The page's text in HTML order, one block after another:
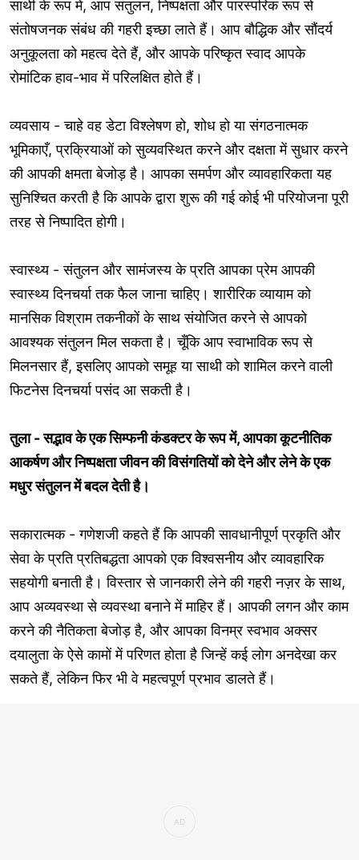
साथी के रूप में, आप संतुलन, निष्पक्षता और पारस्परिक रूप से
संतोषजनक संबंध की गहरी इच्छा लाते हैं। आप बौद्धिक और सौंदर्य
अनुकूलता को महत्व देते हैं, और आपके परिष्कृत स्वाद आपके
रोमांटिक हाव-भाव में परिलक्षित होते हैं।
व्यवसाय - चाहे वह डेटा विश्लेषण हो, शोध हो या संगठनात्मक
भूमिकाएँ, प्रक्रियाओं को सुव्यवस्थित करने और दक्षता में सुधार करने
की आपकी क्षमता बेजोड़ है। आपका समर्पण और व्यावहारिकता यह
सुनिश्चित करती है कि आपके द्वारा शुरू की गई कोई भी परियोजना पूरी
तरह से निष्पादित होगी।
स्वास्थ्य - संतुलन और सामंजस्य के प्रति आपका प्रेम आपकी
स्वास्थ्य दिनचर्या तक फैल जाना चाहिए। शारीरिक व्यायाम को
मानसिक विश्राम तकनीकों के साथ संयोजित करने से आपको
आवश्यक संतुलन मिल सकता है। चूँकि आप स्वाभाविक रूप से
मिलनसार हैं, इसलिए आपको समूह या साथी को शामिल करने वाली
फिटनेस दिनचर्या पसंद आ सकती है।
तुला - सद्भाव के एक सिम्फनी कंडक्टर के रूप में, आपका कूटनीतिक
आकर्षण और निष्पक्षता जीवन की विसंगतियों को देने और लेने के एक
मधुर संतुलन में बदल देती है।
सकारात्मक - गणेशजी कहते हैं कि आपकी सावधानीपूर्ण प्रकृति और
सेवा के प्रति प्रतिबद्धता आपको एक विश्वसनीय और व्यावहारिक
सहयोगी बनाती है। विस्तार से जानकारी लेने की गहरी नज़र के साथ,
आप अव्यवस्था से व्यवस्था बनाने में माहिर हैं। आपकी लगन और काम
करने की नैतिकता बेजोड़ है, और आपका विनम्र स्वभाव अक्सर
दयालुता के ऐसे कामों में परिणत होता है जिन्हें कई लोग अनदेखा कर
सकते हैं, लेकिन फिर भी वे महत्वपूर्ण प्रभाव डालते हैं।